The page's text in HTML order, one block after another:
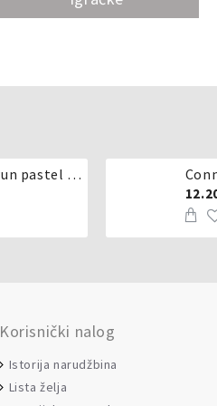
Connetix - Ball run pastel 106 delova
Korisnički nalog
Istorija narudžbina
Lista želja